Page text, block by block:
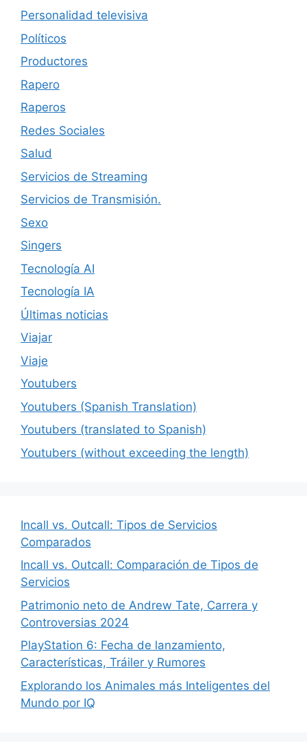
Personalidad televisiva
Políticos
Productores
Rapero
Raperos
Redes Sociales
Salud
Servicios de Streaming
Servicios de Transmisión.
Sexo
Singers
Tecnología AI
Tecnología IA
Últimas noticias
Viajar
Viaje
Youtubers
Youtubers (Spanish Translation)
Youtubers (translated to Spanish)
Youtubers (without exceeding the length)
Incall vs. Outcall: Tipos de Servicios
Comparados
Incall vs. Outcall: Comparación de Tipos de
Servicios
Patrimonio neto de Andrew Tate, Carrera y
Controversias 2024
PlayStation 6: Fecha de lanzamiento,
Características, Tráiler y Rumores
Explorando los Animales más Inteligentes del
Mundo por IQ